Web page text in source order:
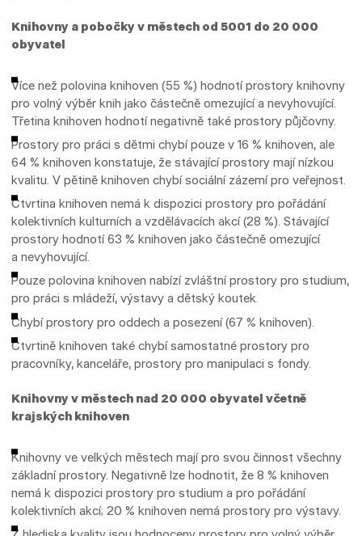
Knihovny a pobočky v městech od 5001 do 20 000
obyvatel
Více než polovina knihoven (55 %) hodnotí prostory knihovny
pro volný výběr knih jako částečně omezující a nevyhovující.
Třetina knihoven hodnotí negativně také prostory půjčovny.
Prostory pro práci s dětmi chybí pouze v 16 % knihoven, ale
64 % knihoven konstatuje, že stávající prostory mají nízkou
kvalitu. V pětině knihoven chybí sociální zázemí pro veřejnost.
Čtvrtina knihoven nemá k dispozici prostory pro pořádání
kolektivních kulturních a vzdělávacích akcí (28 %). Stávající
prostory hodnotí 63 % knihoven jako částečně omezující
a nevyhovující.
Pouze polovina knihoven nabízí zvláštní prostory pro studium,
pro práci s mládeží, výstavy a dětský koutek.
Chybí prostory pro oddech a posezení (67 % knihoven).
Čtvrtině knihoven také chybí samostatné prostory pro
pracovníky, kanceláře, prostory pro manipulaci s fondy.
Knihovny v městech nad 20 000 obyvatel včetně
krajských knihoven
Knihovny ve velkých městech mají pro svou činnost všechny
základní prostory. Negativně lze hodnotit, že 8 % knihoven
nemá k dispozici prostory pro studium a pro pořádání
kolektivních akcí; 20 % knihoven nemá prostory pro výstavy.